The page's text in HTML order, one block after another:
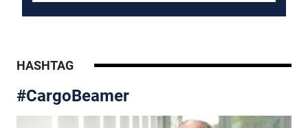
HASHTAG
#CargoBeamer